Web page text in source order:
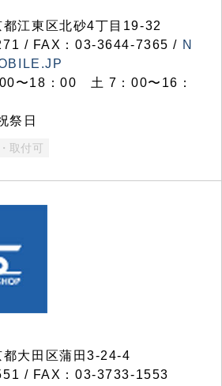
江東区北砂4丁目19-32
/ FAX：03-3644-7365 / N
〜18：00 土 7：00〜16：
祭日
取付可
大田区蒲田3-24-4
/ FAX：03-3733-1553